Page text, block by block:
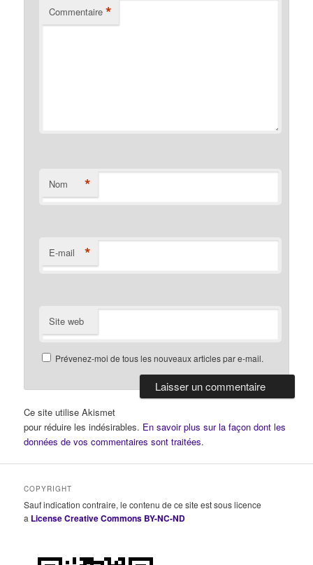
Commentaire *
Nom *
E-mail *
Site web
Prévenez-moi de tous les nouveaux articles par e-mail.
Ce site utilise Akismet
pour réduire les indésirables. En savoir plus sur la façon dont les
données de vos commentaires sont traitées.
COPYRIGHT
Sauf indication contraire, le contenu de ce site est sous licence
a License Creative Commons BY-NC-ND